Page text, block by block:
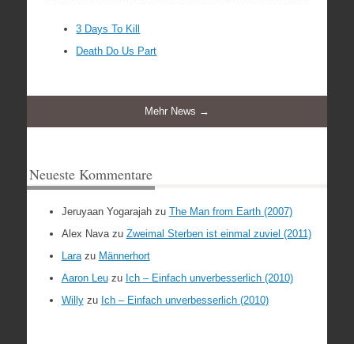
3 Days To Kill
Death Do Us Part
Mehr News →
Neueste Kommentare
Jeruyaan Yogarajahzu The Man from Earth (2007)
Alex Navazu Zweimal Sterben ist einmal zuviel (2011)
Larazu Männerhort
Aaron Leuzu Ich – Einfach unverbesserlich (2010)
Willyzu Ich – Einfach unverbesserlich (2010)